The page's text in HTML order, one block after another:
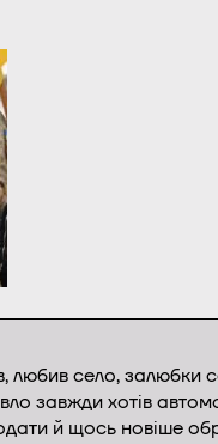
любив село,
завжди хотів
й щось новіше